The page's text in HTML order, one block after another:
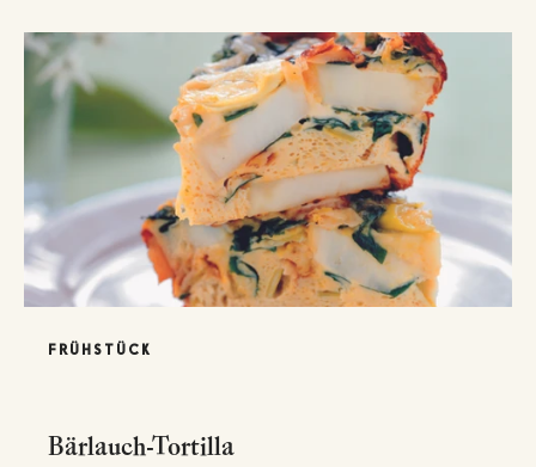
FRÜHSTÜCK
Bärlauch-Tortilla